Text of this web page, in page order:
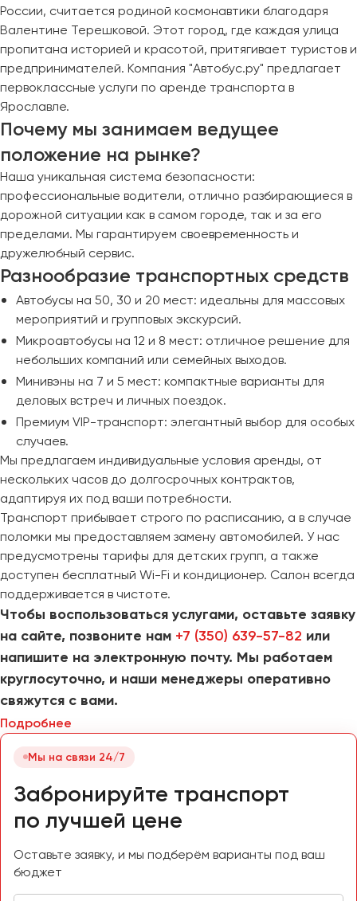
России, считается родиной космонавтики благодаря
Валентине Терешковой. Этот город, где каждая улица
пропитана историей и красотой, притягивает туристов и
предпринимателей. Компания "Автобус.ру" предлагает
первоклассные услуги по аренде транспорта в
Ярославле.
Почему мы занимаем ведущее
положение на рынке?
Наша уникальная система безопасности:
профессиональные водители, отлично разбирающиеся в
дорожной ситуации как в самом городе, так и за его
пределами. Мы гарантируем своевременность и
дружелюбный сервис.
Разнообразие транспортных средств
Автобусы на 50, 30 и 20 мест: идеальны для массовых
мероприятий и групповых экскурсий.
Микроавтобусы на 12 и 8 мест: отличное решение для
небольших компаний или семейных выходов.
Минивэны на 7 и 5 мест: компактные варианты для
деловых встреч и личных поездок.
Премиум VIP-транспорт: элегантный выбор для особых
случаев.
Мы предлагаем индивидуальные условия аренды, от
нескольких часов до долгосрочных контрактов,
адаптируя их под ваши потребности.
Транспорт прибывает строго по расписанию, а в случае
поломки мы предоставляем замену автомобилей. У нас
предусмотрены тарифы для детских групп, а также
доступен бесплатный Wi-Fi и кондиционер. Салон всегда
поддерживается в чистоте.
Чтобы воспользоваться услугами, оставьте заявку
на сайте, позвоните нам +7 (350) 639-57-82 или
напишите на электронную почту. Мы работаем
круглосуточно, и наши менеджеры оперативно
свяжутся с вами.
Подробнее
Мы на связи 24/7
Забронируйте транспорт
по лучшей цене
Оставьте заявку, и мы подберём варианты под ваш
бюджет